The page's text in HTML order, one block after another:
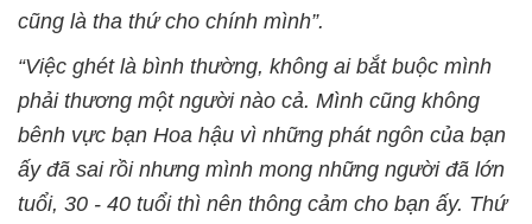
cũng là tha thứ cho chính mình”.
“Việc ghét là bình thường, không ai bắt buộc mình
phải thương một người nào cả. Mình cũng không
bênh vực bạn Hoa hậu vì những phát ngôn của bạn
ấy đã sai rồi nhưng mình mong những người đã lớn
tuổi, 30 - 40 tuổi thì nên thông cảm cho bạn ấy. Thứ